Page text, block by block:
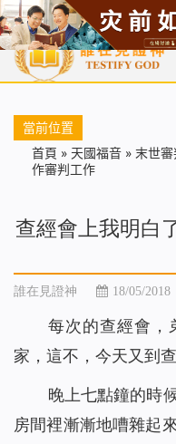
首頁 每日靈糧 天國
當前位置
首頁 » 天國福音 » 末世審
作審判工作
查經會上我明白
誰在見證神 18/05/2018
每次的查經會，
家，這不，今天又到
晚上七點鐘的時
房間裡漸漸地嘈雜起